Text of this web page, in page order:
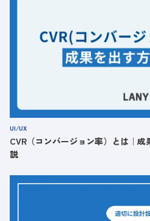
UI/UX
CVR（コンバージョン率）とは｜
説